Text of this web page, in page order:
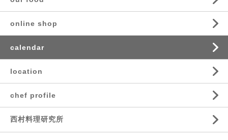
online shop
calendar
location
chef profile
西村料理研究所